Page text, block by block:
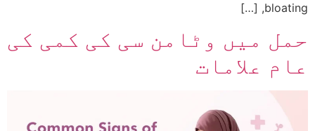
bloating, […]
حمل میں وٹامن سی کی کمی کی
عام علامات